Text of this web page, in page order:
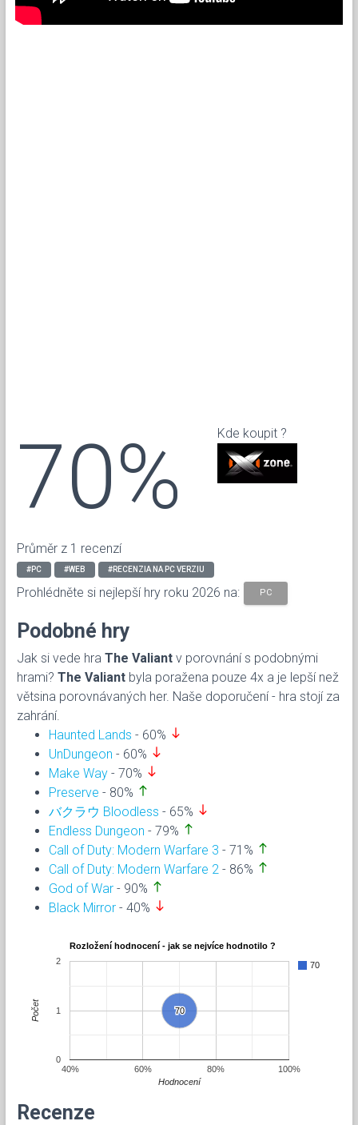
70%
Průměr z 1 recenzí
Kde koupit ?
#PC #WEB #RECENZIA NA PC VERZIU
Prohlédněte si nejlepší hry roku 2026 na: PC
Podobné hry
Jak si vede hra The Valiant v porovnání s podobnými
hrami? The Valiant byla poražena pouze 4x a je lepší než
větsina porovnávaných her. Naše doporučení - hra stojí za
zahrání.
Haunted Lands - 60% south
UnDungeon - 60% south
Make Way - 70% south
Preserve - 80% north
バクラウ Bloodless - 65% south
Endless Dungeon - 79% north
Call of Duty: Modern Warfare 3 - 71% north
Call of Duty: Modern Warfare 2 - 86% north
God of War - 90% north
Black Mirror - 40% south
Rozložení hodnocení - jak se nejvíce hodnotilo ?
70
70
70
40% 60% 80% 100%
0
1
2
Hodnocení
Počet
Recenze